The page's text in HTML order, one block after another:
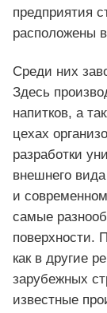
предприятия
расположены
Среди них
Здесь
напитков, а
цехах
разработки
внешнего
и
самые
поверхности.
как в другие
зарубежных
известные